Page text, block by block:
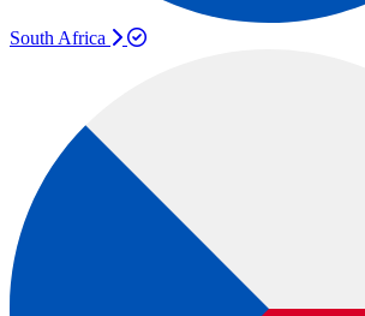
South Africa